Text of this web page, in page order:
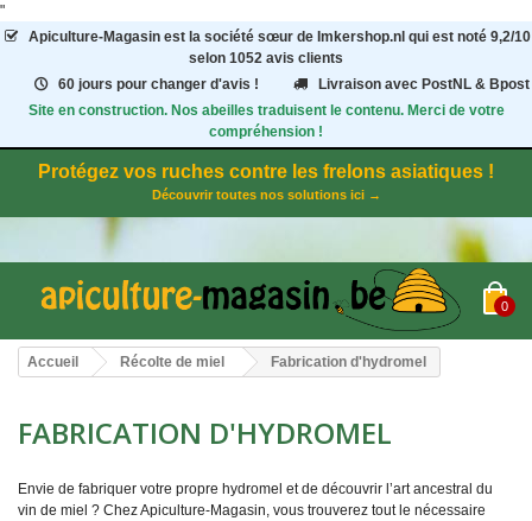
"
Apiculture-Magasinest la société sœur de Imkershop.nl qui est noté 9,2/10
selon 1052 avis clients
60 jours pour changer d'avis !
Livraison avec PostNL & Bpost
Site en construction. Nos abeilles traduisent le contenu. Merci de votre
compréhension !
Protégez vos ruches contre les frelons asiatiques !
Découvrir toutes nos solutions ici →
0
Accueil Récolte de miel Fabrication d'hydromel
FABRICATION D'HYDROMEL
Envie de fabriquer votre propre hydromel et de découvrir l’art ancestral du
vin de miel ? Chez Apiculture-Magasin, vous trouverez tout le nécessaire